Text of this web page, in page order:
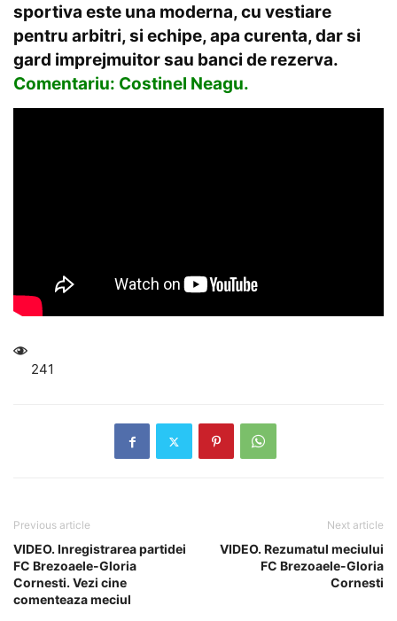
sportiva este una moderna, cu vestiare
pentru arbitri, si echipe, apa curenta, dar si
gard imprejmuitor sau banci de rezerva.
Comentariu: Costinel Neagu.
241
Previous article
VIDEO. Inregistrarea partidei
FC Brezoaele-Gloria
Cornesti. Vezi cine
comenteaza meciul
Next article
VIDEO. Rezumatul meciului
FC Brezoaele-Gloria
Cornesti